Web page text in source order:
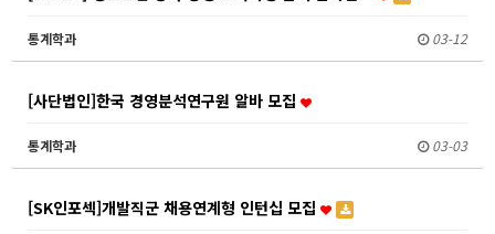
통계학과 03-12
[사단법인]한국 경영분석연구원 알바 모집
통계학과 03-03
[SK인포섹]개발직군 채용연계형 인턴십 모집